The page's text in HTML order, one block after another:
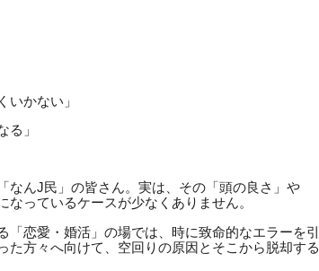
いかない」
る」
なんJ民」の皆さん。実は、その「頭の良さ」や
っているケースが少なくありません。
恋愛・婚活」の場では、時に致命的なエラーを引
方々へ向けて、空回りの原因とそこから脱却する